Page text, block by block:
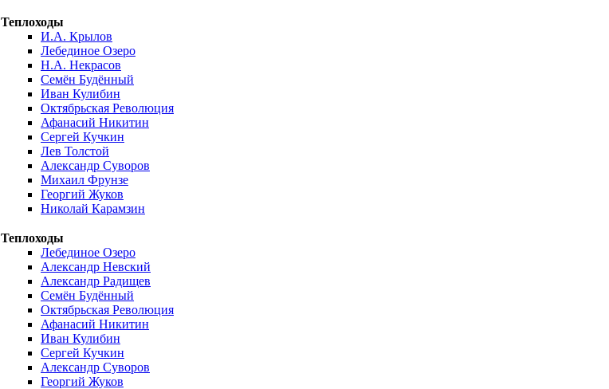
Теплоходы
И.А. Крылов
Лебединое Озеро
Н.А. Некрасов
Семён Будённый
Иван Кулибин
Октябрьская Революция
Афанасий Никитин
Сергей Кучкин
Лев Толстой
Александр Суворов
Михаил Фрунзе
Георгий Жуков
Николай Карамзин
Теплоходы
Лебединое Озеро
Александр Невский
Александр Радищев
Семён Будённый
Октябрьская Революция
Афанасий Никитин
Иван Кулибин
Сергей Кучкин
Александр Суворов
Георгий Жуков